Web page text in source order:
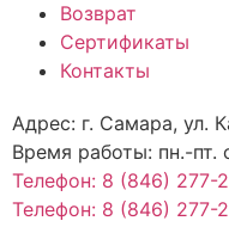
Возврат
Сертификаты
Контакты
Адрес: г. Самара, ул.
Время работы: пн.-пт.
Телефон: 8 (846) 277-
Телефон: 8 (846) 277-